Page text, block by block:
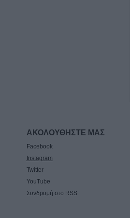
ΑΚΟΛΟΥΘΗΣΤΕ ΜΑΣ
Facebook
Instagram
Twitter
YouTube
Συνδρομή στο RSS